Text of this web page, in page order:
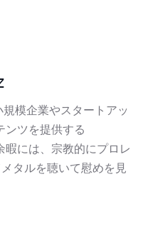
模企業やスタートアッ
ンツを提供する
暇には、宗教的にプロレ
タルを聴いて慰めを見